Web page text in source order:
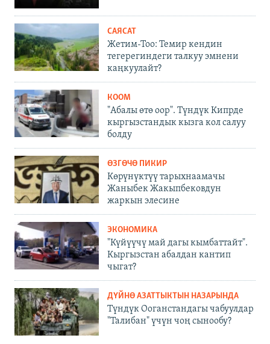
САЯСАТ
Жетим-Тоо: Темир кендин
тегерегиндеги талкуу эмнени
каңкуулайт?
КООМ
"Абалы өтө оор". Түндүк Кипрде
кыргызстандык кызга кол салуу
болду
ӨЗГӨЧӨ ПИКИР
Көрүнүктүү тарыхнаамачы
Жаныбек Жакыпбековдун
жаркын элесине
ЭКОНОМИКА
"Күйүүчү май дагы кымбаттайт".
Кыргызстан абалдан кантип
чыгат?
ДҮЙНӨ АЗАТТЫКТЫН НАЗАРЫНДА
Түндүк Ооганстандагы чабуулдар
"Талибан" үчүн чоң сынообу?